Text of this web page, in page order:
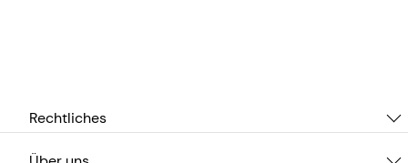
Rechtliches